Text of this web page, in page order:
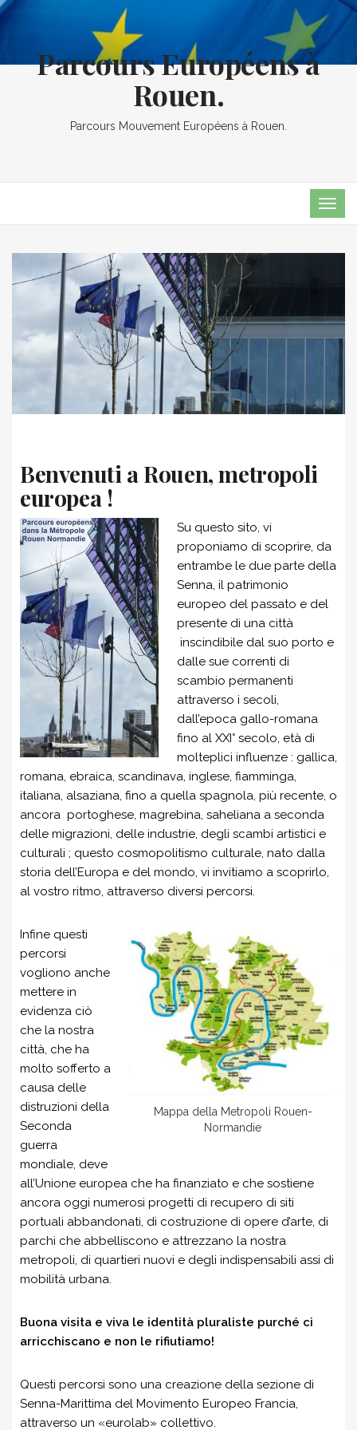
Parcours Européens à
Rouen.
Parcours Mouvement Européens à Rouen.
Benvenuti a Rouen, metropoli
europea !
Su questo sito, vi
proponiamo di scoprire, da
entrambe le due parte della
Senna, il patrimonio
europeo del passato e del
presente di una città
inscindibile dal suo porto e
dalle sue correnti di
scambio permanenti
attraverso i secoli,
dall’epoca gallo-romana
fino al XXI° secolo, età di
molteplici influenze : gallica,
romana, ebraica, scandinava, inglese, fiamminga,
italiana, alsaziana, fino a quella spagnola, più recente, o
ancora portoghese, magrebina, saheliana a seconda
delle migrazioni, delle industrie, degli scambi artistici e
culturali ; questo cosmopolitismo culturale, nato dalla
storia dell’Europa e del mondo, vi invitiamo a scoprirlo,
al vostro ritmo, attraverso diversi percorsi.
Mappa della Metropoli Rouen-
Normandie
Infine questi
percorsi
vogliono anche
mettere in
evidenza ciò
che la nostra
città, che ha
molto sofferto a
causa delle
distruzioni della
Seconda
guerra
mondiale, deve
all’Unione europea che ha finanziato e che sostiene
ancora oggi numerosi progetti di recupero di siti
portuali abbandonati, di costruzione di opere d’arte, di
parchi che abbelliscono e attrezzano la nostra
metropoli, di quartieri nuovi e degli indispensabili assi di
mobilità urbana.
Buona visita e viva le identità pluraliste purché ci
arricchiscano e non le rifiutiamo!
Questi percorsi sono una creazione della sezione di
Senna-Marittima del Movimento Europeo Francia,
attraverso un «eurolab» collettivo.